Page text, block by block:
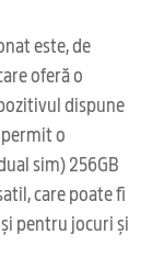
este, de
oferă o
dispune
o
sim) 256GB
care poate fi
pentru jocuri și